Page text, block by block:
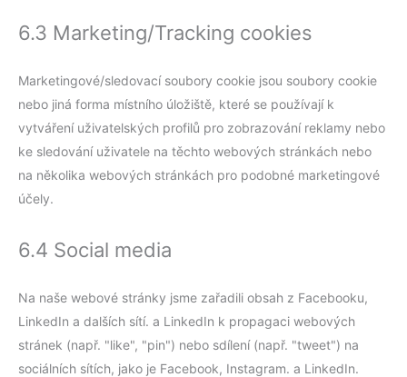
6.3 Marketing/Tracking cookies
Marketingové/sledovací soubory cookie jsou soubory cookie
nebo jiná forma místního úložiště, které se používají k
vytváření uživatelských profilů pro zobrazování reklamy nebo
ke sledování uživatele na těchto webových stránkách nebo
na několika webových stránkách pro podobné marketingové
účely.
6.4 Social media
Na naše webové stránky jsme zařadili obsah z Facebooku,
LinkedIn a dalších sítí. a LinkedIn k propagaci webových
stránek (např. "like", "pin") nebo sdílení (např. "tweet") na
sociálních sítích, jako je Facebook, Instagram. a LinkedIn.